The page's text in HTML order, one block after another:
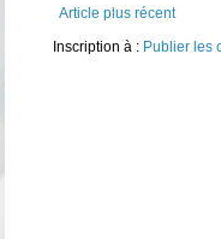
Article plus récent
Inscription à : Publier les